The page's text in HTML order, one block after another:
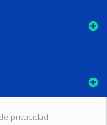
privacidad